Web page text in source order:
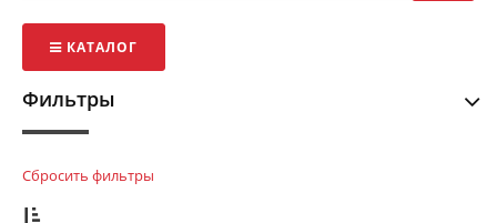
КАТАЛОГ
Фильтры
Сбросить фильтры